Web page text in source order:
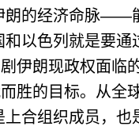
朗的经济命脉——
以色列就是要通
伊朗现政权面临
胜的目标。从全
合组织成员，也